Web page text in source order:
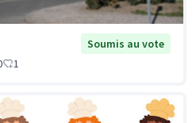
Soumis au vote
1